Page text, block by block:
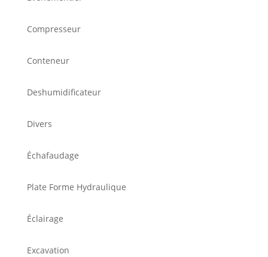
Compresseur
Conteneur
Deshumidificateur
Divers
Échafaudage
Plate Forme Hydraulique
Éclairage
Excavation